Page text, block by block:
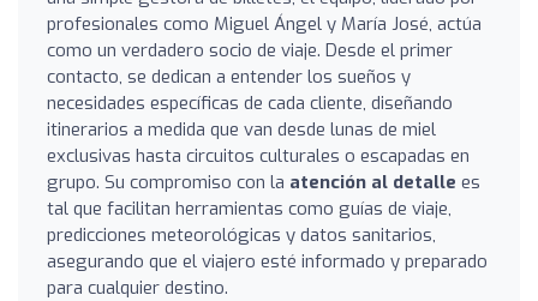
profesionales como Miguel Ángel y María José, actúa
como un verdadero socio de viaje. Desde el primer
contacto, se dedican a entender los sueños y
necesidades específicas de cada cliente, diseñando
itinerarios a medida que van desde lunas de miel
exclusivas hasta circuitos culturales o escapadas en
grupo. Su compromiso con la atención al detalle es
tal que facilitan herramientas como guías de viaje,
predicciones meteorológicas y datos sanitarios,
asegurando que el viajero esté informado y preparado
para cualquier destino.